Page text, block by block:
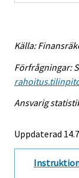
Källa:
Förfrågningar:
Ansvarig
Uppdaterad